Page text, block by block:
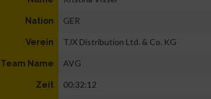
Nation GER
Verein TJX Distribution Ltd. & Co. KG
Team Name AVG
Zeit 00:32:12